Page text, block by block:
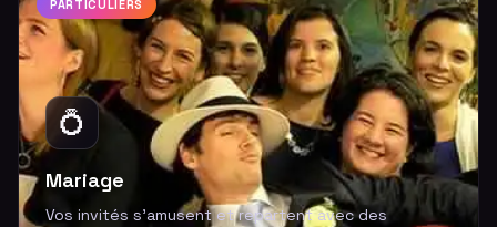
PARTICULIERS
💍
Mariage
Vos invités s'amusent et repartent avec des